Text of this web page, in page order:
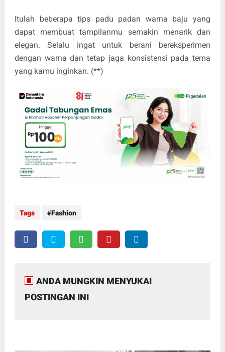
Itulah beberapa tips padu padan warna baju yang
dapat membuat tampilanmu semakin menarik dan
elegan. Selalu ingat untuk berani bereksperimen
dengan warna dan tetap jaga konsistensi pada tema
yang kamu inginkan. (**)
Tags Fashion
ANDA MUNGKIN MENYUKAI
POSTINGAN INI